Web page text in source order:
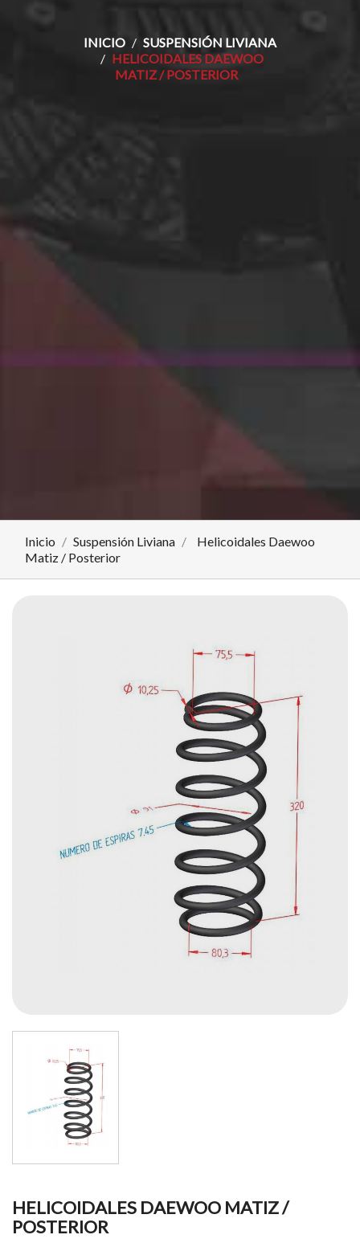
INICIO
SUSPENSIÓN LIVIANA
HELICOIDALES DAEWOO
MATIZ / POSTERIOR
Inicio Suspensión Liviana
Helicoidales Daewoo
Matiz / Posterior
HELICOIDALES DAEWOO MATIZ /
POSTERIOR